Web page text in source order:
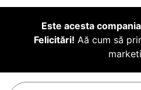
Este acesta
Felicitări! Aă cum să